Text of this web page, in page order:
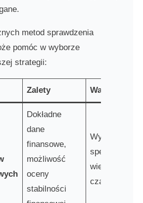
metod sprawdzenia
pomóc w wyborze
strategii:
Zalety Wady
Dokładne
dane
finansowe,
możliwość
oceny
stabilności
Wymaga
wiedzy,
czasochłonne